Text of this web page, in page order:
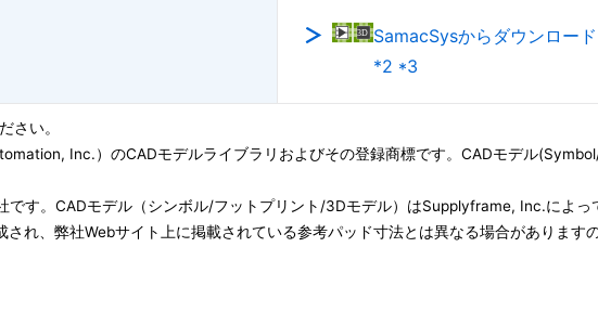
SamacSysからダウンロード
*2 *3
さい。
Inc.）のCADモデルライブラリおよびその登録商標です。CADモデル
す。CADモデル（シンボル/フットプリント/3Dモデル）はSupplyframe, Inc.によっ
れ、弊社Webサイト上に掲載されている参考パッド寸法とは異なる場合があります